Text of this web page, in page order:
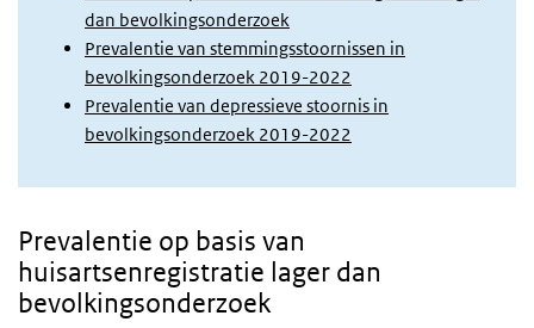
dan bevolkingsonderzoek
Prevalentie van stemmingsstoornissen in
bevolkingsonderzoek 2019-2022
Prevalentie van depressieve stoornis in
bevolkingsonderzoek 2019-2022
Prevalentie op basis van
huisartsenregistratie lager dan
bevolkingsonderzoek